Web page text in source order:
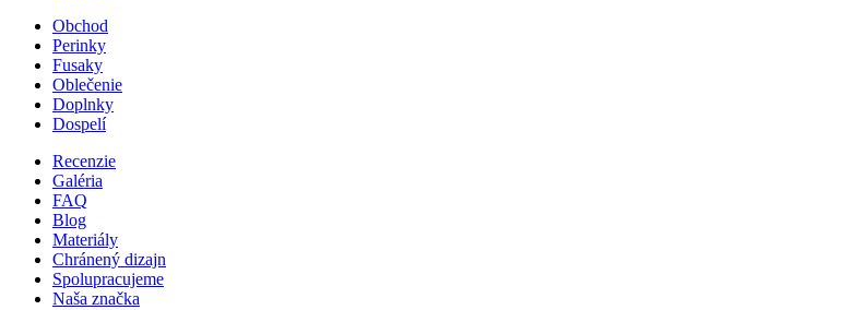
Obchod
Perinky
Fusaky
Oblečenie
Doplnky
Dospelí
Recenzie
Galéria
FAQ
Blog
Materiály
Chránený dizajn
Spolupracujeme
Naša značka